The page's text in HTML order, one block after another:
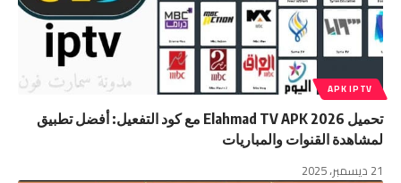
APK IPTV
تحميل Elahmad TV APK 2026 مع كود التفعيل: أفضل تطبيق
لمشاهدة القنوات والمباريات
21 ديسمبر، 2025